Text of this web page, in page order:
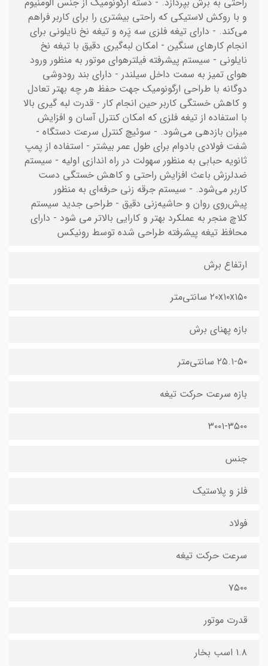
و با روکش لاستیکی که راحتی بیشتری را برای کاربر فراهم
می‌کند. - دارای تیغه فلزی سه ‌پَره و تیغه نخ نایلونی برای
انجام کارهای سنگین - امکان لبه‌گیری دقیق با تیغه نخ
نایلونی - سیستم پیشرفته فیلترهوای موتور به منظور ورود
هوای تمیز به سمت داخل سیلندر - دارای بند رودوشی
دوگانه با طراحی ارگونومیک جهت حفظ هر چه بهتر تعادل
و کاهش خستگی کاربر حین انجام کار - قدرت لبه گیری بالا
با استفاده از تیغه فلزی که امکان کنترل آسان و افزایش
میزان بازدهی می‌شود. - سوئیچ کنترل سرعت دستگاه -
شفت فولادی بادوام برای طول عمر بیشتر - استفاده از پمپ
ثانویه حبابی به منظور سهولت در راه اندازی اولیه - سیستم
ضدلرزش باعث افزایش راحتی و کاهش خستگی دست
کاربر می‌شود. - سیستم جرقه زنی حرفه‌ای به منظور
پیش‌روی روان و حاشیه‌زنی دقیق - طراحی جدید سیستم
کلاچ منجر به عملکرد بهتر و کارایی بالاتر می شود - دارای
محافظ تیغه پیشرفته طراحی شده توسط رونیکس
ارتفاع برش
۲۰x۱۰x۱۵۰ سانتی‌متر
بازه پهنای برش
۲۵.۱-۵۰ سانتی‌متر
بازه سرعت حرکت تیغه
۳۰۰۱-۳۵۰۰
جنس
فلز و پلاستیک
فولاد
سرعت حرکت تیغه
۷۵۰۰
قدرت موتور
۱.۸ اسب بخار